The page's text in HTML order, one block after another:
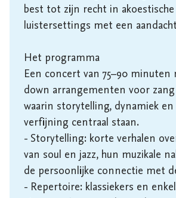
best tot zijn recht in akoestische
luistersettings met een
Het programma
Een concert van 75–90
down arrangementen voor
waarin storytelling, dynamiek en
verfijning centraal staan.
- Storytelling: korte verhalen
van soul en jazz, hun muzikale
de persoonlijke connectie met
- Repertoire: klassiekers en